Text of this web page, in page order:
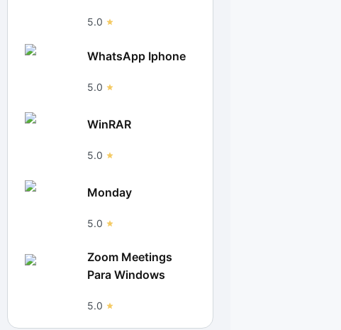
5.0
WhatsApp Iphone
5.0
WinRAR
5.0
Monday
5.0
Zoom Meetings
Para Windows
5.0